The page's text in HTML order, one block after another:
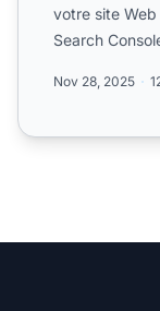
votre site
Search
Nov 28, 2025